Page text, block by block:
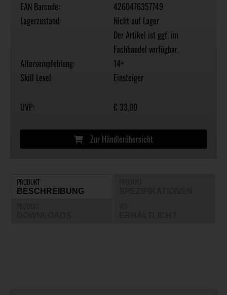
EAN Barcode:
4260476357749
Lagerzustand:
Nicht auf Lager
Der Artikel ist ggf. im
Fachhandel verfügbar.
Altersempfehlung:
14+
Skill Level
Einsteiger
UVP: € 33,00
Zur Händlerübersicht
PRODUKT
BESCHREIBUNG